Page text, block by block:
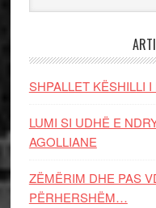
SHPALLET KËSHILLI
LUMI SI UDHË E
AGOLLIANE
ZËMËRIM DHE PAS
PËRHERSHËM…